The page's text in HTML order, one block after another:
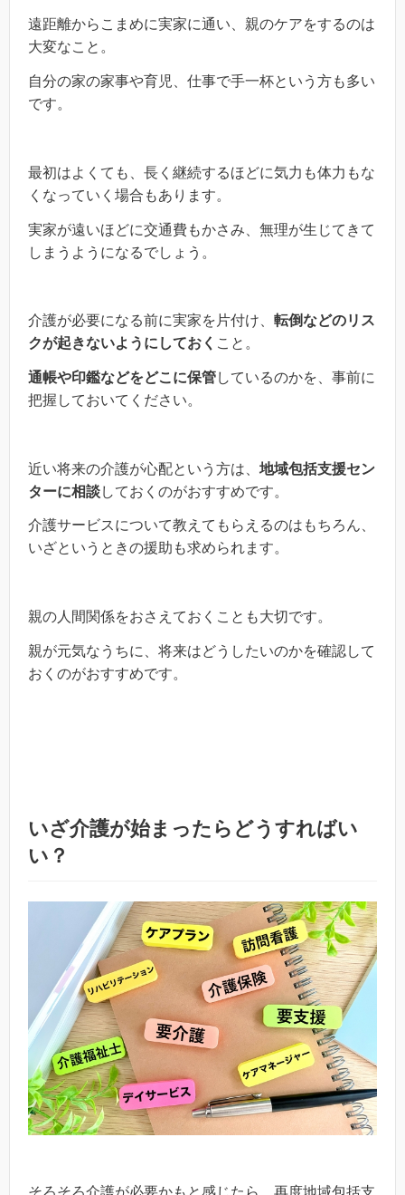
遠距離からこまめに実家に通い、親のケアをするのは
大変なこと。
自分の家の家事や育児、仕事で手一杯という方も多い
です。
最初はよくても、長く継続するほどに気力も体力もな
くなっていく場合もあります。
実家が遠いほどに交通費もかさみ、無理が生じてきて
しまうようになるでしょう。
介護が必要になる前に実家を片付け、 転倒などのリス
クが起きないようにしておく こと。
通帳や印鑑などをどこに保管しているのかを、事前に
把握しておいてください。
近い将来の介護が心配という方は、 地域包括支援セン
ターに相談しておくのがおすすめです。
介護サービスについて教えてもらえるのはもちろん、
いざというときの援助も求められます。
親の人間関係をおさえておくことも大切です。
親が元気なうちに、将来はどうしたいのかを確認して
おくのがおすすめです。
いざ介護が始まったらどうすればい
い？